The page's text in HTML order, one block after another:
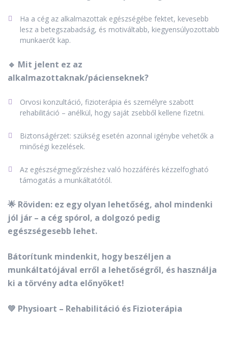
Ha a cég az alkalmazottak egészségébe fektet, kevesebb
lesz a betegszabadság, és motiváltabb, kiegyensúlyozottabb
munkaerőt kap.
🔹 Mit jelent ez az
alkalmazottaknak/pácienseknek?
Orvosi konzultáció, fizioterápia és személyre szabott
rehabilitáció – anélkül, hogy saját zsebből kellene fizetni.
Biztonságérzet: szükség esetén azonnal igénybe vehetők a
minőségi kezelések.
Az egészségmegőrzéshez való hozzáférés kézzelfogható
támogatás a munkáltatótól.
🌟 Röviden: ez egy olyan lehetőség, ahol mindenki
jól jár – a cég spórol, a dolgozó pedig
egészségesebb lehet.
Bátorítunk mindenkit, hogy beszéljen a
munkáltatójával erről a lehetőségről, és használja
ki a törvény adta előnyöket!
💚 Physioart – Rehabilitáció és Fizioterápia